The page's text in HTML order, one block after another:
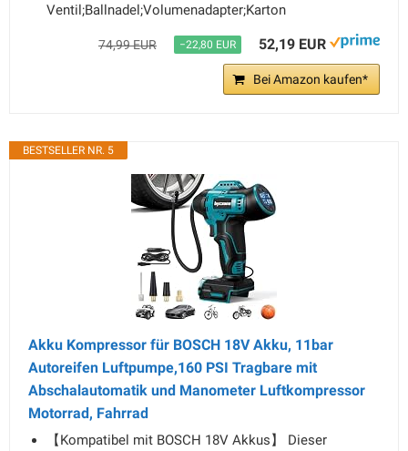
Ventil;Ballnadel;Volumenadapter;Karton
74,99 EUR −22,80 EUR 52,19 EUR
Bei Amazon kaufen*
BESTSELLER NR. 5
Akku Kompressor für BOSCH 18V Akku, 11bar
Autoreifen Luftpumpe,160 PSI Tragbare mit
Abschalautomatik und Manometer Luftkompressor
Motorrad, Fahrrad
【Kompatibel mit BOSCH 18V Akkus】 Dieser